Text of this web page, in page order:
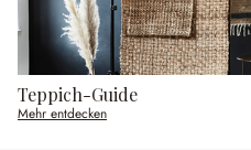
Teppich-Guide
Mehr entdecken